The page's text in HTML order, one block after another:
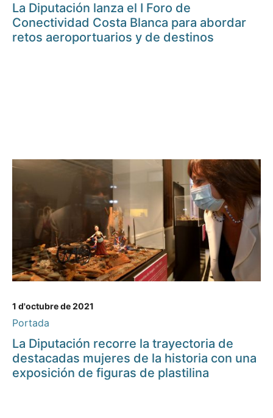
La Diputación lanza el I Foro de
Conectividad Costa Blanca para abordar
retos aeroportuarios y de destinos
1 d'octubre de 2021
Portada
La Diputación recorre la trayectoria de
destacadas mujeres de la historia con una
exposición de figuras de plastilina